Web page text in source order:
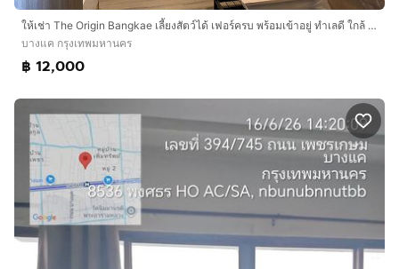
ให้เช่า The Origin Bangkae เลี้ยงสัตว์ได้ เฟอร์ครบ พร้อมเข้าอยู่ ทำเลดี ใกล้ MRT บางแค เพียง 12,000 บาท
บางแค กรุงเทพมหานคร
฿ 12,000